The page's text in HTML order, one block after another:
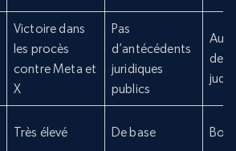
Victoire dans
les procès
contre Meta et
X
Pas
d’antécédents
juridiques
publics
de
Très élevé De base Bon